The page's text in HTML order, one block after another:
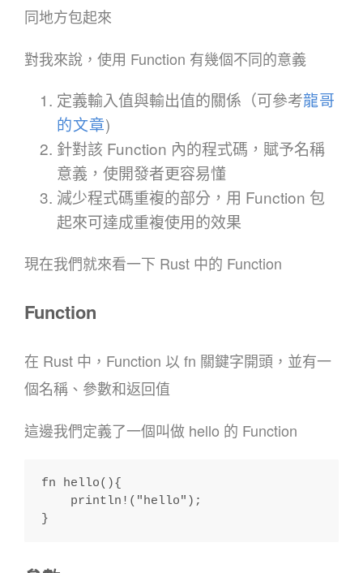
同地方包起來
對我來說，使用 Function 有幾個不同的意義
定義輸入值與輸出值的關係（可參考龍哥
的文章)
針對該 Function 內的程式碼，賦予名稱
意義，使開發者更容易懂
減少程式碼重複的部分，用 Function 包
起來可達成重複使用的效果
現在我們就來看一下 Rust 中的 Function
Function
在 Rust 中，Function 以 fn 關鍵字開頭，並有一
個名稱、參數和返回值
這邊我們定義了一個叫做 hello 的 Function
fn hello(){
    println!("hello");
}